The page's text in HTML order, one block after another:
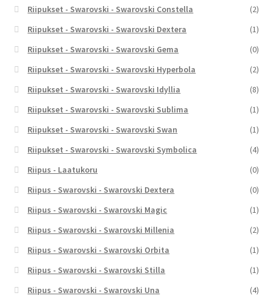
Riipukset - Swarovski - Swarovski Constella
(2)
Riipukset - Swarovski - Swarovski Dextera
(1)
Riipukset - Swarovski - Swarovski Gema
(0)
Riipukset - Swarovski - Swarovski Hyperbola
(2)
Riipukset - Swarovski - Swarovski Idyllia
(8)
Riipukset - Swarovski - Swarovski Sublima
(1)
Riipukset - Swarovski - Swarovski Swan
(1)
Riipukset - Swarovski - Swarovski Symbolica
(4)
Riipus - Laatukoru
(0)
Riipus - Swarovski - Swarovski Dextera
(0)
Riipus - Swarovski - Swarovski Magic
(1)
Riipus - Swarovski - Swarovski Millenia
(2)
Riipus - Swarovski - Swarovski Orbita
(1)
Riipus - Swarovski - Swarovski Stilla
(1)
Riipus - Swarovski - Swarovski Una
(4)